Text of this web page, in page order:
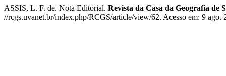
ASSIS, L. F. de. Nota Editorial. Revista da Casa da Geografia de
//rcgs.uvanet.br/index.php/RCGS/article/view/62. Acesso em: 9 ago.